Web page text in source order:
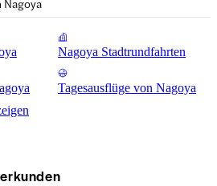
Nagoya Stadtrundfahrten
Tagesausflüge von Nagoya